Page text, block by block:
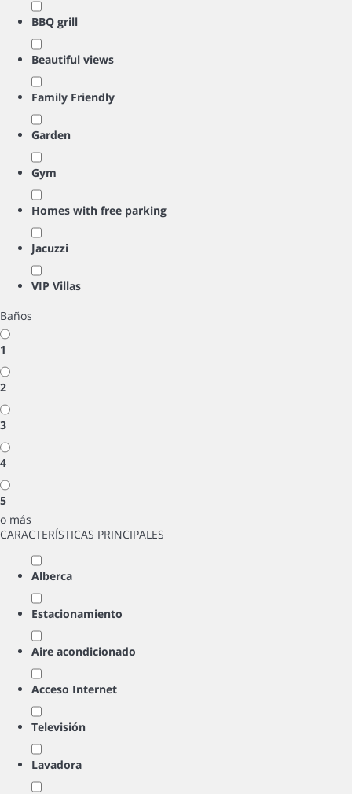
BBQ grill
Beautiful views
Family Friendly
Garden
Gym
Homes with free parking
Jacuzzi
VIP Villas
Baños
1
2
3
4
5
o más
CARACTERÍSTICAS PRINCIPALES
Alberca
Estacionamiento
Aire acondicionado
Acceso Internet
Televisión
Lavadora